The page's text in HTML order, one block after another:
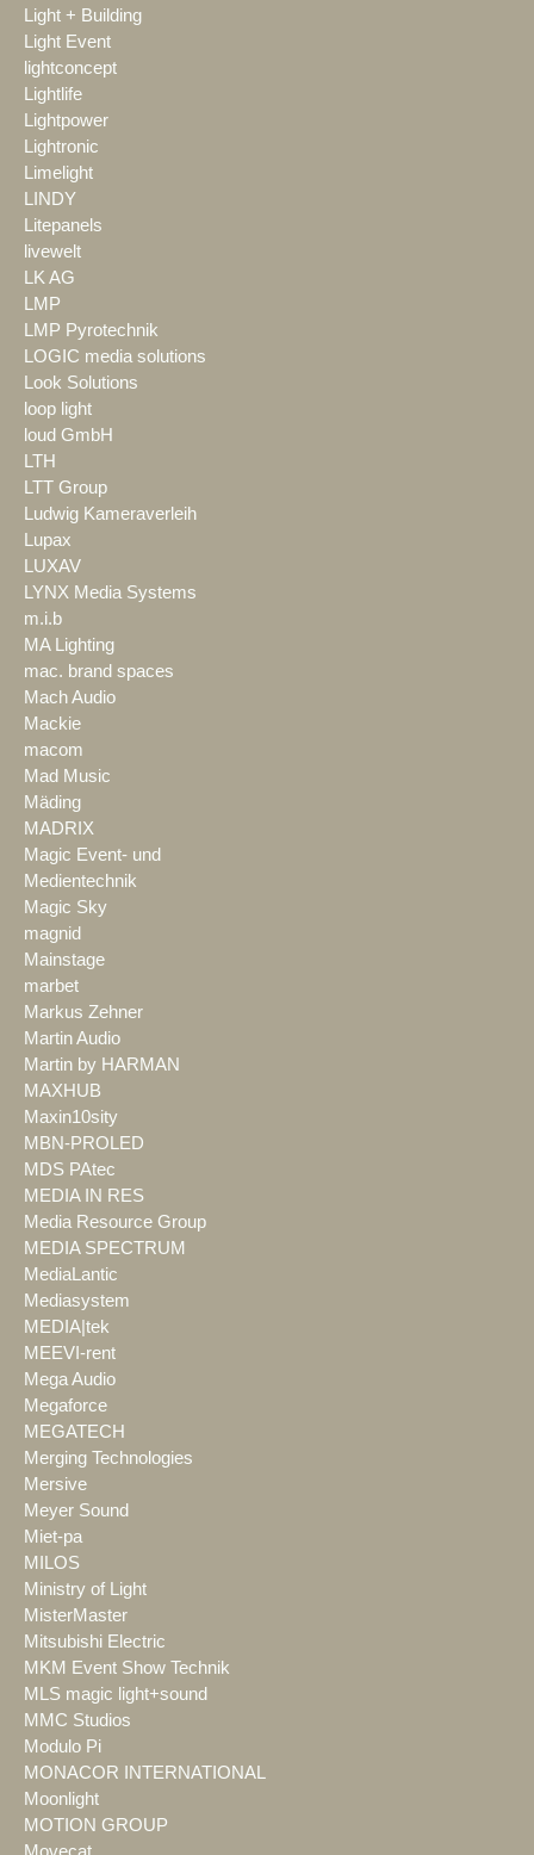
Light + Building
Light Event
lightconcept
Lightlife
Lightpower
Lightronic
Limelight
LINDY
Litepanels
livewelt
LK AG
LMP
LMP Pyrotechnik
LOGIC media solutions
Look Solutions
loop light
loud GmbH
LTH
LTT Group
Ludwig Kameraverleih
Lupax
LUXAV
LYNX Media Systems
m.i.b
MA Lighting
mac. brand spaces
Mach Audio
Mackie
macom
Mad Music
Mäding
MADRIX
Magic Event- und
Medientechnik
Magic Sky
magnid
Mainstage
marbet
Markus Zehner
Martin Audio
Martin by HARMAN
MAXHUB
Maxin10sity
MBN-PROLED
MDS PAtec
MEDIA IN RES
Media Resource Group
MEDIA SPECTRUM
MediaLantic
Mediasystem
MEDIA|tek
MEEVI-rent
Mega Audio
Megaforce
MEGATECH
Merging Technologies
Mersive
Meyer Sound
Miet-pa
MILOS
Ministry of Light
MisterMaster
Mitsubishi Electric
MKM Event Show Technik
MLS magic light+sound
MMC Studios
Modulo Pi
MONACOR INTERNATIONAL
Moonlight
MOTION GROUP
Movecat